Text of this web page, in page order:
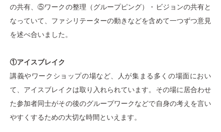
の共有、⑤ワークの整理（グループピング）・ビジョンの共有と
なっていて、ファシリテーターの動きなどを含めて一つずつ意見
を述べ合いました。
①アイスブレイク
講義やワークショップの場など、人が集まる多くの場面におい
て、アイスブレイクは取り入れられています。その場に居合わせ
た参加者同士がその後のグループワークなどで自身の考えを言い
やすくするための大切な時間といえます。